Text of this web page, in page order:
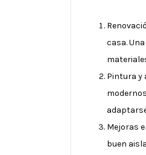
casa.
Pintura y
Mejoras
buen